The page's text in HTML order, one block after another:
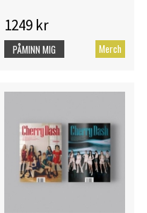
1249 kr
Merch
PÅMINN MIG